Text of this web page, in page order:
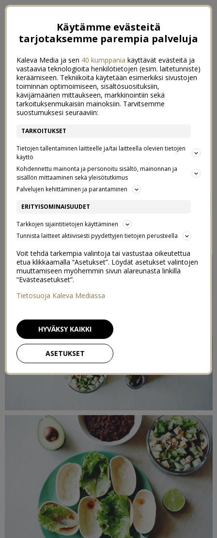
VIIDEN MINUUTIN
MINITORTILLAT
12/09/2016
Käytämme evästeitä
tarjotaksemme parempia palveluja
Kaleva Media ja sen 40 kumppania käyttävät evästeitä ja
vastaavia teknologioita henkilötietojen (esim. laitetunniste)
keräämiseen. Tekniikoita käytetään esimerkiksi sivustojen
toiminnan optimoimiseen, sisältösuosituksiin,
kävijämäärien mittaukseen, markkinointiin sekä
tarkoituksenmukaisiin mainoksiin. Tarvitsemme
suostumuksesi seuraaviin:
TARKOITUKSET
Tietojen tallentaminen laitteelle ja/tai laitteella olevien tietojen
käyttö
Kohdennettu mainonta ja personoitu sisältö, mainonnan ja
sisällön mittaaminen sekä yleisötutkimus
Palvelujen kehittäminen ja parantaminen
ERITYISOMINAISUUDET
Tarkkojen sijaintitietojen käyttäminen
Tunnista laitteet aktiivisesti pyydettyjen tietojen perusteella
Voit tehdä tarkempia valintoja tai vastustaa oikeutettua
etua klikkaamalla “Asetukset”. Löydät asetukset valintojen
muuttamiseen myöhemmin sivun alareunasta linkillä
“Evästeasetukset”.
Tietosuoja Kaleva Mediassa
ASETUKSET
HYVÄKSY KAIKKI